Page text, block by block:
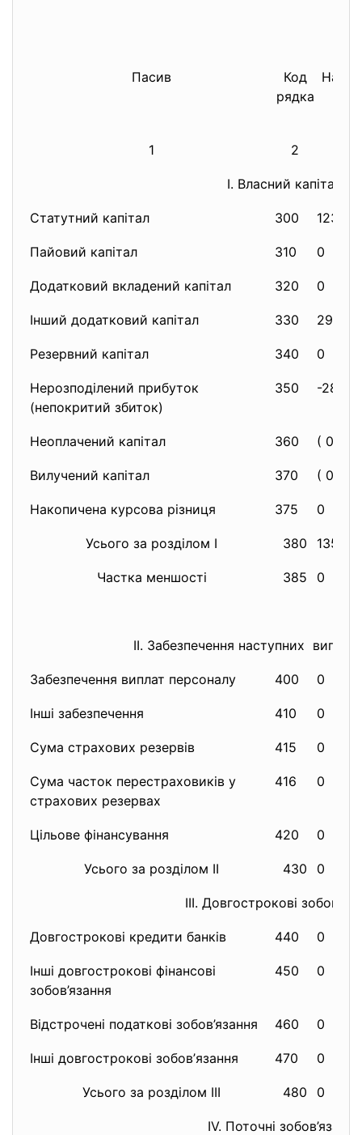
Пасив
Код
рядка
На
1 2
I. Власний капітал
Статутний капітал 300 1236
Пайовий капітал 310 0
Додатковий вкладений капітал 320 0
Інший додатковий капітал 330 2931
Резервний капітал 340 0
Нерозподілений прибуток
(непокритий збиток)
350 -2811
Неоплачений капітал 360 ( 0 )
Вилучений капітал 370 ( 0 )
Накопичена курсова різниця 375 0
Усього за розділом I 380 1356
Частка меншості 385 0
II. Забезпечення наступних виплат
Забезпечення виплат персоналу 400 0
Інші забезпечення 410 0
Сума страхових резервів 415 0
Сума часток перестраховиків у
страхових резервах
416 0
Цільове фінансування 420 0
Усього за розділом II 430 0
ІІІ. Довгострокові
Довгострокові кредити банків 440 0
Інші довгострокові фінансові
зобов’язання
450 0
Відстрочені податкові зобов’язання 460 0
Інші довгострокові зобов’язання 470 0
Усього за розділом III 480 0
ІV. Поточні зобов’язання